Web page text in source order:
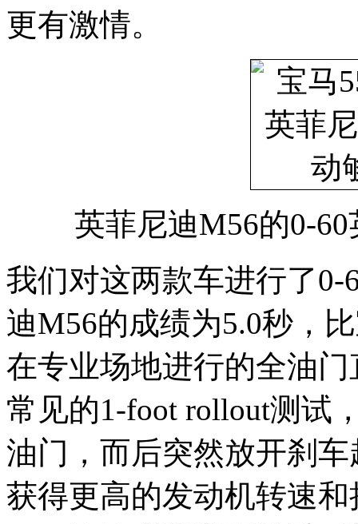
更有激情。
英菲尼迪M56的0-
我们对这两款车进行了
迪M56的成绩为5.0秒，
在专业场地进行的全油
常见的1-foot rollout测试
油门，而后突然放开刹
获得更高的发动机转速